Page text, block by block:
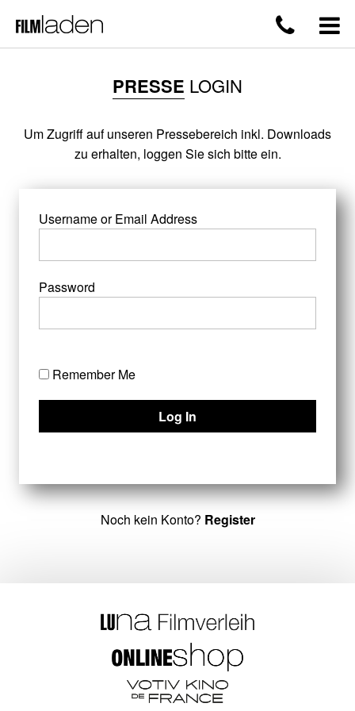
PRESSE LOGIN
Um Zugriff auf unseren Pressebereich inkl. Downloads
zu erhalten, loggen Sie sich bitte ein.
Username or Email Address
Password
Remember Me
Noch kein Konto? Register